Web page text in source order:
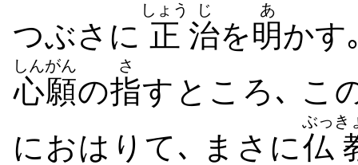
つぶさに 正
しょう
治
じ
を明
あ
か
心願
しんがん
の指
さ
すところ､ こ
におはりて､ まさに仏
ぶっ き